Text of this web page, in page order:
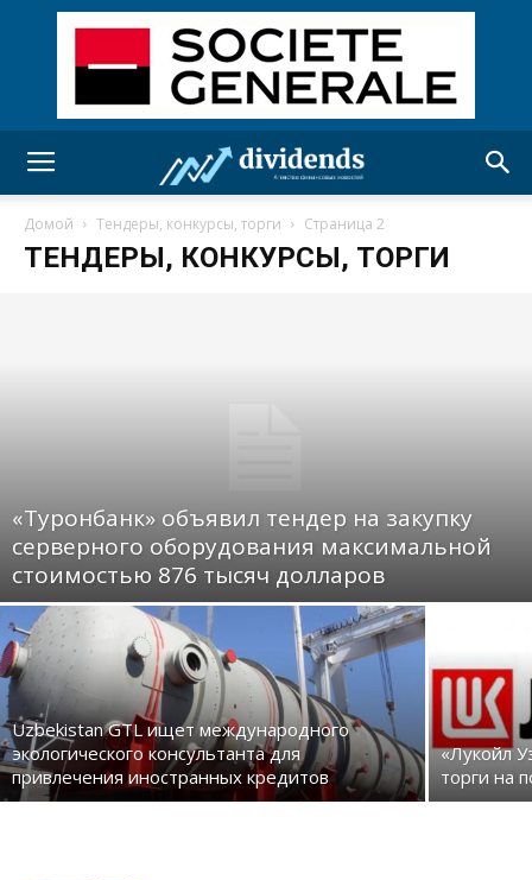
Домой Тендеры, конкурсы, торги Страница 2
ТЕНДЕРЫ, КОНКУРСЫ, ТОРГИ
«Туронбанк» объявил тендер на закупку
серверного оборудования максимальной
стоимостью 876 тысяч долларов
Uzbekistan GTL ищет международного
экологического консультанта для
привлечения иностранных кредитов
«Лукойл
торги на